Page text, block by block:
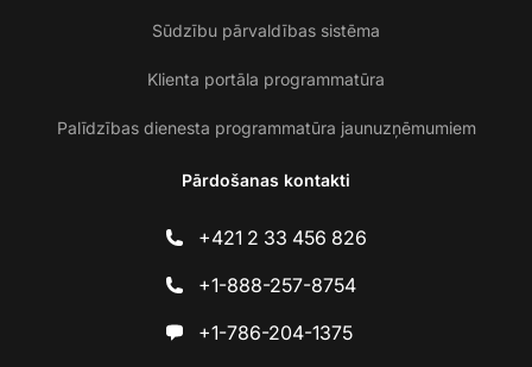
Sūdzību pārvaldības sistēma
Klienta portāla programmatūra
Palīdzības dienesta programmatūra jaunuzņēmumiem
Pārdošanas kontakti
+421 2 33 456 826
+1-888-257-8754
+1-786-204-1375